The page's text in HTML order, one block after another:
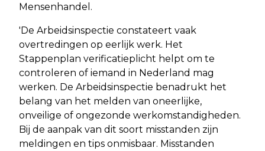
Mensenhandel.
'De Arbeidsinspectie constateert vaak
overtredingen op eerlijk werk. Het
Stappenplan verificatieplicht helpt om te
controleren of iemand in Nederland mag
werken. De Arbeidsinspectie benadrukt het
belang van het melden van oneerlijke,
onveilige of ongezonde werkomstandigheden.
Bij de aanpak van dit soort misstanden zijn
meldingen en tips onmisbaar. Misstanden